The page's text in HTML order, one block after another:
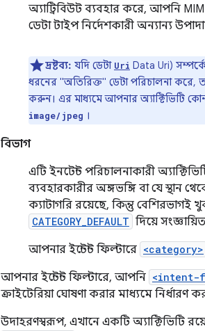
অ্যাট্রিবিউট ব্যবহার করে, আপনি
ডেটা টাইপ নির্দেশকারী অন্যান্য
দ্রষ্টব্য: যদি ডেটা Uri Data Uri)
ধরনের "অতিরিক্ত" ডেটা পরিচালনা
করুন। এর মাধ্যমে আপনার অ্যাক্টিভিটি
image/jpeg ।
বিভাগ
এটি ইনটেন্ট পরিচালনাকারী
ব্যবহারকারীর অঙ্গভঙ্গি বা যে স্থান
ক্যাটাগরি রয়েছে, কিন্তু
CATEGORY_DEFAULT দিয়ে
আপনার ইন্টেন্ট ফিল্টারে <category>
আপনার ইন্টেন্ট ফিল্টারে, আপনি
ক্রাইটেরিয়া ঘোষণা করার মাধ্যমে
উদাহরণস্বরূপ, এখানে একটি অ্যাক্টিভিটি